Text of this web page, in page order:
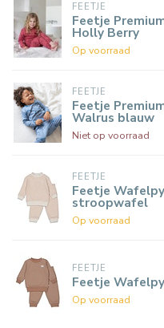
FEETJE
Feetje
Holly Berry
Op voorraad
FEETJE
Feetje
Walrus blauw
Niet op voorraad
FEETJE
Feetje
stroopwafel
Op voorraad
FEETJE
Feetje
Op voorraad